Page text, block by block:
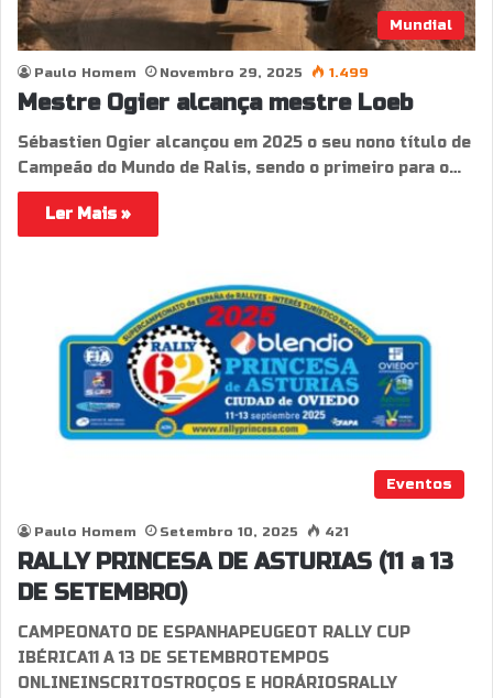
Mundial
Paulo Homem Novembro 29, 2025 1.499
Mestre Ogier alcança mestre Loeb
Sébastien Ogier alcançou em 2025 o seu nono título de
Campeão do Mundo de Ralis, sendo o primeiro para o…
Ler Mais »
Eventos
Paulo Homem Setembro 10, 2025 421
RALLY PRINCESA DE ASTURIAS (11 a 13
DE SETEMBRO)
CAMPEONATO DE ESPANHAPEUGEOT RALLY CUP
IBÉRICA11 A 13 DE SETEMBROTEMPOS
ONLINEINSCRITOSTROÇOS E HORÁRIOSRALLY